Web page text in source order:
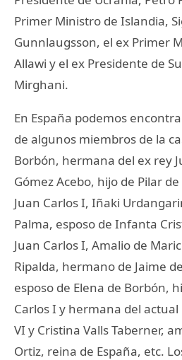
Primer Ministro de Islandia,
Gunnlaugsson, el ex Primer
Allawi y el ex Presidente de
Mirghani.
En España podemos
de algunos miembros de la
Borbón, hermana del ex rey
Gómez Acebo, hijo de Pilar
Juan Carlos I, Iñaki
Palma, esposo de Infanta
Juan Carlos I, Amalio de
Ripalda, hermano de Jaime
esposo de Elena de Borbón,
Carlos I y hermana del actual
VI y Cristina Valls Taberner,
Ortiz, reina de España, etc.